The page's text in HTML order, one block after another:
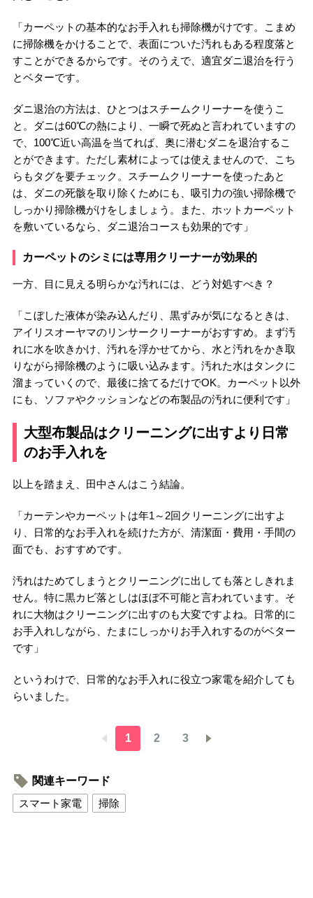
「カーペットの基本的なお手入れも掃除機がけです。こまめ
に掃除機をかけることで、表面についた汚れもある程度落と
すことができるからです。そのうえで、適宜ダニ退治を行う
とベターです。
ダニ退治の方法は、ひとつはスチームクリーナーを使うこ
と。ダニは60℃の熱により、一瞬で死ぬと言われていますの
で、100℃近い高温を当てれば、奥に潜むダニを退治するこ
とができます。ただし素材によっては使えませんので、こち
らもタグを要チェック。スチームクリーナーを使ったあと
は、ダニの死骸を取り除くためにも、吸引力の強い掃除機で
しっかり掃除機がけをしましょう。また、ホットカーペット
を敷いているなら、ダニ退治コースも効果的です」
カーペットのシミには専用クリーナーが効果的
一方、目に見える明らかな汚れには、どう対処すべき？
「こぼした液体が染み込んだり、黒ずみが気になるときは、
アイリスオーヤマのリンサークリーナーがおすすめ。まず汚
れに水を吹きかけ、汚れを浮かせてから、水と汚れをかき取
りながら掃除機のように吸い込みます。汚れた水はタンクに
溜まっていくので、最後に捨てるだけでOK。カーペット以外
にも、ソファやクッションなどの布製品の汚れに便利です」
大型布製品はクリーニングに出すより日常
のお手入れを
以上を踏まえ、田中さんはこう結論。
「カーテンやカーペットは年1～2回クリーニングに出すよ
り、日常的なお手入れを続けた方が、清潔面・費用・手間の
面でも、おすすめです。
汚れはためてしまうとクリーニングに出しても落としきれま
せん。特に黒カビ落としはほぼ不可能と言われています。そ
れに大物はクリーニングに出すのも大変ですよね。日常的に
お手入れしながら、たまにしっかりお手入れするのがベター
です」
というわけで、日常的なお手入れに役立つ家電を紹介しても
らいました。
1 2 3
関連キーワード
スマート家電
掃除